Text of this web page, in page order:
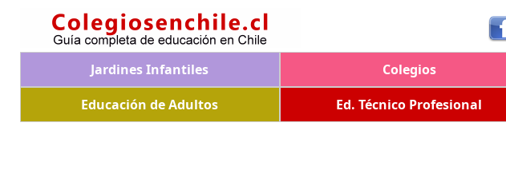
Jardines Infantiles Colegios
Educación de Adultos
Ed. Técnico Profesional